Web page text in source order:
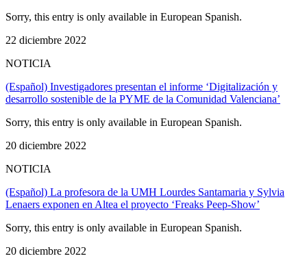
Sorry, this entry is only available in European Spanish.
22 diciembre 2022
NOTICIA
(Español) Investigadores presentan el informe ‘Digitalización y
desarrollo sostenible de la PYME de la Comunidad Valenciana’
Sorry, this entry is only available in European Spanish.
20 diciembre 2022
NOTICIA
(Español) La profesora de la UMH Lourdes Santamaria y Sylvia
Lenaers exponen en Altea el proyecto ‘Freaks Peep-Show’
Sorry, this entry is only available in European Spanish.
20 diciembre 2022